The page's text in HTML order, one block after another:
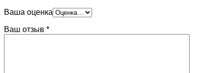
Ваша оценка
Ваш отзыв *